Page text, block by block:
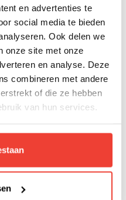
en advertenties te
social media te bieden
Ook delen we
onze site met onze
en analyse. Deze
combineren met andere
of die ze hebben
van hun services.
het gebruik
en tools
te plannen, uit te
om de betrokken
is om
tot een goed einde
en het
doelen.